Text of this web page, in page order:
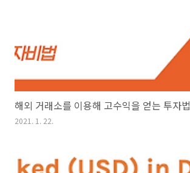
해외 거래소를 이용해 고수익을 얻는 투자법
2021. 1. 22.